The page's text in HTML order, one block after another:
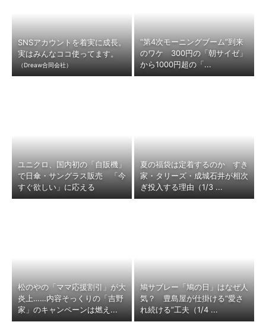
SNSアカウントを着実に成長。
実はみんなココ使ってます。
（Dreaw合同会社）
“第4次モーニングブーム”到来
のワケ 300円の「朝サイゼ」
から1000円超の「...
ユニクロ、国内初の「自販機」
で日傘・サングラス販売 「今
すぐ欲しい」に応える
夏の福袋は定着するのか すき
家・タリーズ・成城石井が相次
ぎ投入する理由（1/3 ...
松のやの「ママ応援割引」が大
炎上……内容そっくりの「吉野
家」のキャンペーンは燃え...
鳩サブレー「鳩の日」はなぜ人
気？ 豊島屋が仕掛ける“愛さ
れ続ける”工夫（1/4 ...